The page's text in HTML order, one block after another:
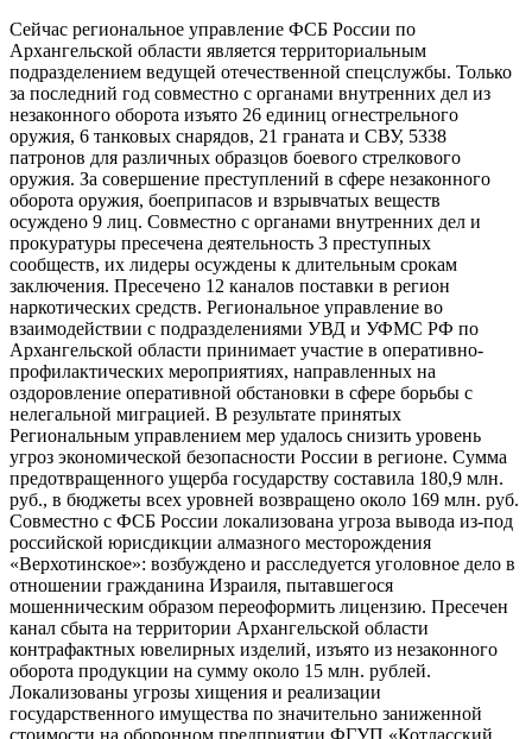
Сейчас региональное управление ФСБ России по
Архангельской области является территориальным
подразделением ведущей отечественной спецслужбы. Только
за последний год совместно с органами внутренних дел из
незаконного оборота изъято 26 единиц огнестрельного
оружия, 6 танковых снарядов, 21 граната и СВУ, 5338
патронов для различных образцов боевого стрелкового
оружия. За совершение преступлений в сфере незаконного
оборота оружия, боеприпасов и взрывчатых веществ
осуждено 9 лиц. Совместно с органами внутренних дел и
прокуратуры пресечена деятельность 3 преступных
сообществ, их лидеры осуждены к длительным срокам
заключения. Пресечено 12 каналов поставки в регион
наркотических средств. Региональное управление во
взаимодействии с подразделениями УВД и УФМС РФ по
Архангельской области принимает участие в оперативно-
профилактических мероприятиях, направленных на
оздоровление оперативной обстановки в сфере борьбы с
нелегальной миграцией. В результате принятых
Региональным управлением мер удалось снизить уровень
угроз экономической безопасности России в регионе. Сумма
предотвращенного ущерба государству составила 180,9 млн.
руб., в бюджеты всех уровней возвращено около 169 млн. руб.
Совместно с ФСБ России локализована угроза вывода из-под
российской юрисдикции алмазного месторождения
«Верхотинское»: возбуждено и расследуется уголовное дело в
отношении гражданина Израиля, пытавшегося
мошенническим образом переоформить лицензию. Пресечен
канал сбыта на территории Архангельской области
контрафактных ювелирных изделий, изъято из незаконного
оборота продукции на сумму около 15 млн. рублей.
Локализованы угрозы хищения и реализации
государственного имущества по значительно заниженной
стоимости на оборонном предприятии ФГУП «Котласский